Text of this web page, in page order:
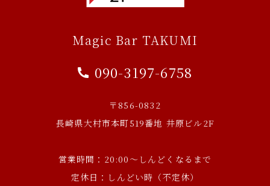
Magic Bar TAKUMI
090-3197-6758
〒856-0832
長崎県大村市本町519番地 井原ビル2F
営業時間：20:00～しんどくなるまで
定休日：しんどい時（不定休）